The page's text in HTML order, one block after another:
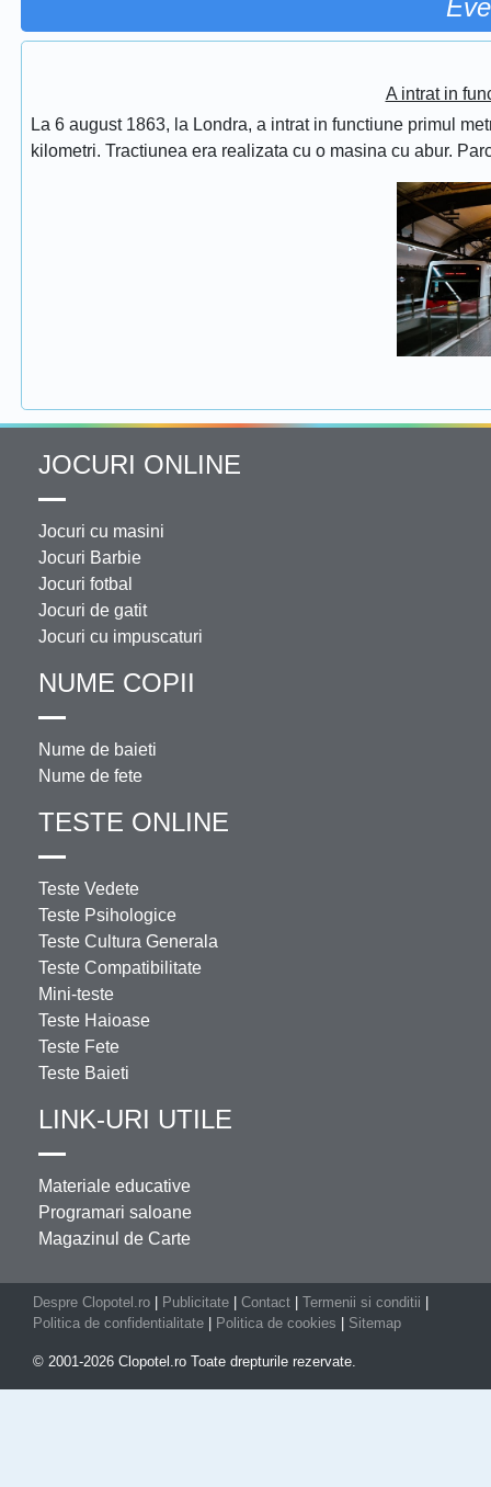
A intrat in
La 6 august 1863, la Londra, a intrat in functiune primul
kilometri. Tractiunea era realizata cu o masina cu abur.
JOCURI ONLINE
Jocuri cu masini
Jocuri Barbie
Jocuri fotbal
Jocuri de gatit
Jocuri cu impuscaturi
NUME COPII
Nume de baieti
Nume de fete
TESTE ONLINE
Teste Vedete
Teste Psihologice
Teste Cultura Generala
Teste Compatibilitate
Mini-teste
Teste Haioase
Teste Fete
Teste Baieti
LINK-URI UTILE
Materiale educative
Programari saloane
Magazinul de Carte
Despre Clopotel.ro Publicitate Contact Termenii si conditii
Politica de confidentialitate
Politica de cookies Sitemap
© 2001-2026 Clopotel.ro Toate drepturile rezervate.